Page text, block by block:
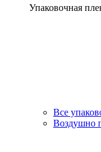
Упаковочная
Все
Воздушно